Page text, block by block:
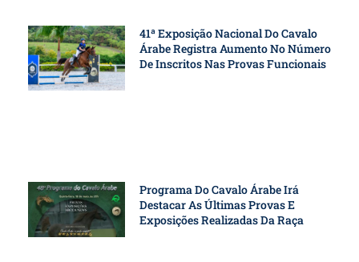
41ª Exposição Nacional Do Cavalo
Árabe Registra Aumento No Número
De Inscritos Nas Provas Funcionais
Programa Do Cavalo Árabe Irá
Destacar As Últimas Provas E
Exposições Realizadas Da Raça